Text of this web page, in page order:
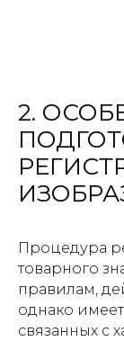
2.
Процедура
товарного
правилам,
однако
связанных с